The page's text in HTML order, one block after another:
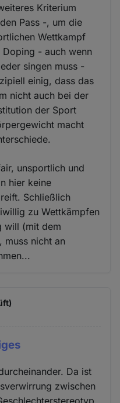
Kriterium
Pass -, um die
Wettkampf
Doping - auch wenn
singen muss -
einig, dass das
nicht auch bei der
der Sport
macht
unsportlich und
hier keine
Schließlich
zu Wettkämpfen
will (mit dem
muss nicht an
Da ist
zwischen